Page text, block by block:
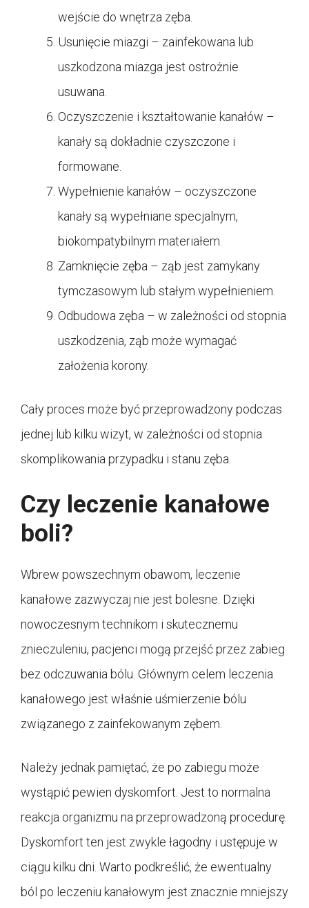
wejście do wnętrza zęba.
Usunięcie miazgi – zainfekowana lub
uszkodzona miazga jest ostrożnie
usuwana.
Oczyszczenie i kształtowanie kanałów –
kanały są dokładnie czyszczone i
formowane.
Wypełnienie kanałów – oczyszczone
kanały są wypełniane specjalnym,
biokompatybilnym materiałem.
Zamknięcie zęba – ząb jest zamykany
tymczasowym lub stałym wypełnieniem.
Odbudowa zęba – w zależności od stopnia
uszkodzenia, ząb może wymagać
założenia korony.
Cały proces może być przeprowadzony podczas
jednej lub kilku wizyt, w zależności od stopnia
skomplikowania przypadku i stanu zęba.
Czy leczenie kanałowe
boli?
Wbrew powszechnym obawom, leczenie
kanałowe zazwyczaj nie jest bolesne. Dzięki
nowoczesnym technikom i skutecznemu
znieczuleniu, pacjenci mogą przejść przez zabieg
bez odczuwania bólu. Głównym celem leczenia
kanałowego jest właśnie uśmierzenie bólu
związanego z zainfekowanym zębem.
Należy jednak pamiętać, że po zabiegu może
wystąpić pewien dyskomfort. Jest to normalna
reakcja organizmu na przeprowadzoną procedurę.
Dyskomfort ten jest zwykle łagodny i ustępuje w
ciągu kilku dni. Warto podkreślić, że ewentualny
ból po leczeniu kanałowym jest znacznie mniejszy